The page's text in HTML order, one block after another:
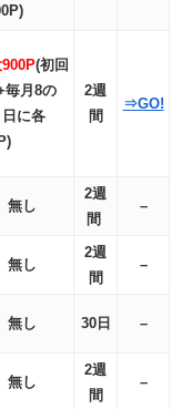
(初回
毎月8の
に各
2週
間
⇒GO!
無し
2週
間
–
無し
2週
間
–
無し 30日 –
無し
2週
間
–